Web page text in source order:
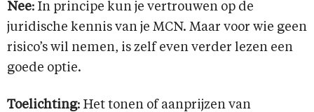
Nee: In principe kun je vertrouwen op de
juridische kennis van je MCN. Maar voor wie geen
risico’s wil nemen, is zelf even verder lezen een
goede optie.
Toelichting: Het tonen of aanprijzen van